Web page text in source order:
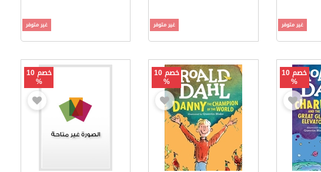
غير متوفر غير متوفر غير متوفر
خصم 10
%
خصم 10
%
خصم 10
%